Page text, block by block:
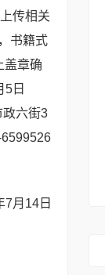
传相关
书籍式
盖章确
5日
政六街3
7月14日